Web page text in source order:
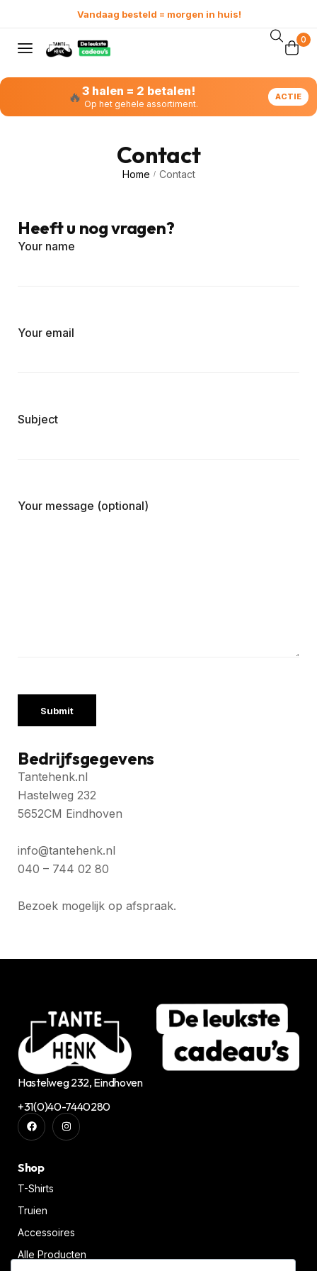
0
🔥3 halen = 2 betalen!
Op het gehele assortiment.
ACTIE
Contact
Home / Contact
Heeft u nog vragen?
Your name
Your email
Subject
Your message (optional)
Bedrijfsgegevens
Tantehenk.nl
Hastelweg 232
5652CM Eindhoven
info@tantehenk.nl
040 – 744 02 80
Bezoek mogelijk op afspraak.
Hastelweg 232, Eindhoven
+31(0)40-7440280
Shop
T-Shirts
Truien
Accessoires
Alle Producten